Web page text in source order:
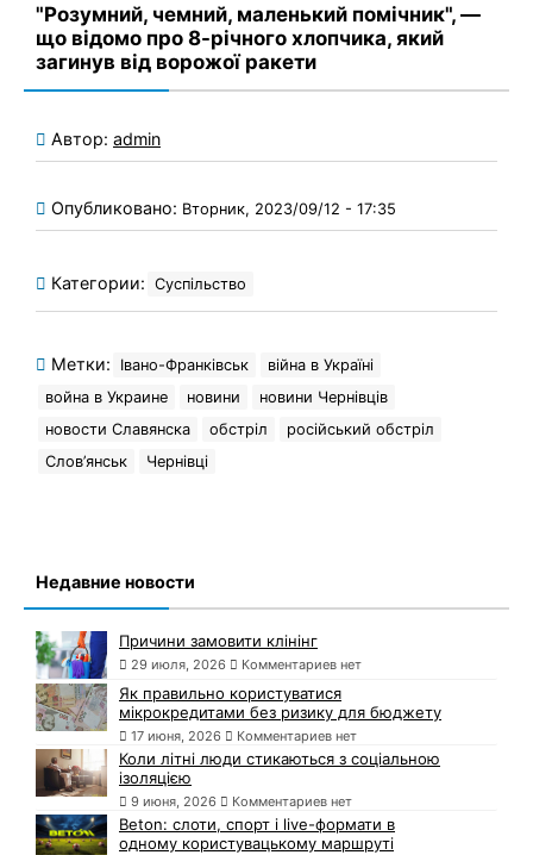
"Розумний, чемний, маленький помічник", —
що відомо про 8-річного хлопчика, який
загинув від ворожої ракети
Автор: admin
Опубликовано: Вторник, 2023/09/12 - 17:35
Категории: Суспільство
Метки: Івано-Франківськ
війна в Україні
война в Украине
новини
новини Чернівців
новости Славянска
обстріл
російський обстріл
Слов’янськ
Чернівці
Недавние новости
Причини замовити клінінг
29 июля, 2026 Комментариев нет
Як правильно користуватися
мікрокредитами без ризику для бюджету
17 июня, 2026 Комментариев нет
Коли літні люди стикаються з соціальною
ізоляцією
9 июня, 2026 Комментариев нет
Beton: слоти, спорт і live-формати в
одному користувацькому маршруті